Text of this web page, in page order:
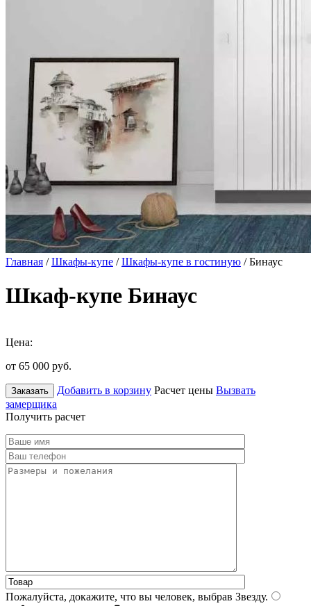
Главная /Шкафы-купе /Шкафы-купе в гостиную / Бинаус
Шкаф-купе Бинаус
Цена:
от 65 000 руб.
Заказать Добавить в корзину Расчет цены Вызвать
замерщика
Получить расчет
Пожалуйста, докажите, что вы человек, выбрав Звезду.